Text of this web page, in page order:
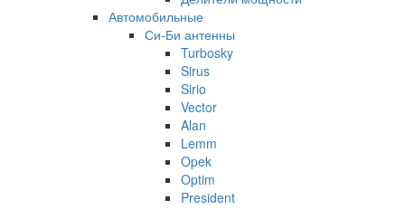
Автомобильные
Си-Би антенны
Turbosky
Sirus
Sirio
Vector
Alan
Lemm
Opek
Optim
President